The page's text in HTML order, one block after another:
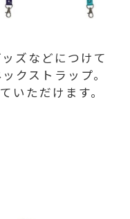
ズなどにつけて
クストラップ。
いただけます。